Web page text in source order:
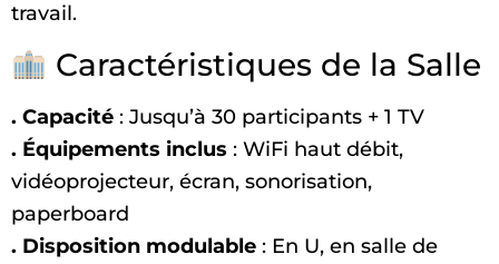
travail.
Caractéristiques de la Salle
. Capacité : Jusqu’à 30 participants + 1 TV
. Équipements inclus : WiFi haut débit,
vidéoprojecteur, écran, sonorisation,
paperboard
. Disposition modulable : En U, en salle de